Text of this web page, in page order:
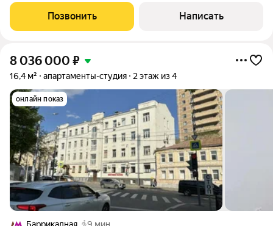
минутах от Белорусской. Никаких пробок, никакого ремонта
просто въезжайте и
Позвонить Написать
8 036 000 ₽
16,4 м² апартаменты-студия 2 этаж из 4
онлайн показ